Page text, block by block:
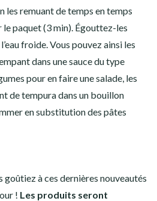
les remuant de temps en temps
le paquet (3 min). Égouttez-les
froide. Vous pouvez ainsi les
dans une sauce du type
pour en faire une salade, les
de tempura dans un bouillon
en substitution des pâtes
goûtiez à ces dernières nouveautés
! Les produits seront